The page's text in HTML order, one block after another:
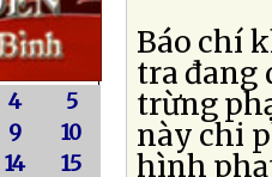
4
5
9
10
14
15
Báo chí
tra đang
trừng
này chi
hình